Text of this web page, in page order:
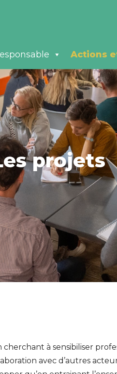
Actions
projets
à sensibiliser
avec d’autres